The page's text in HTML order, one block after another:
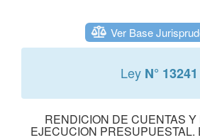
Ver Base
Ley N° 13241
RENDICION DE CUENTAS
EJECUCION PRESUPUESTAL.